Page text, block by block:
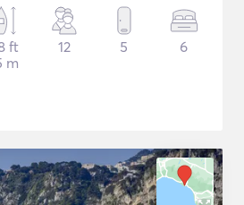
ft
m
12 5 6